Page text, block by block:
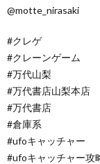
@motte_nirasaki
#クレゲ
#クレーンゲーム
#万代山梨
#万代書店山梨本店
#万代書店
#倉庫系
#ufoキャッチャー
#ufoキャッチャー攻